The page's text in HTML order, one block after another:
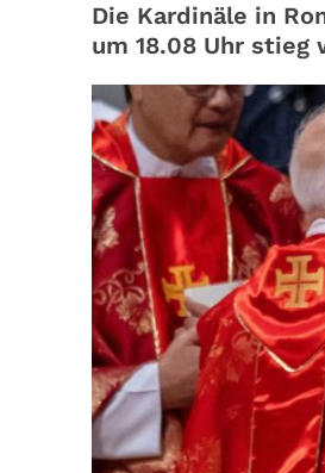
Die Kardinäle in
um 18.08 Uhr stieg